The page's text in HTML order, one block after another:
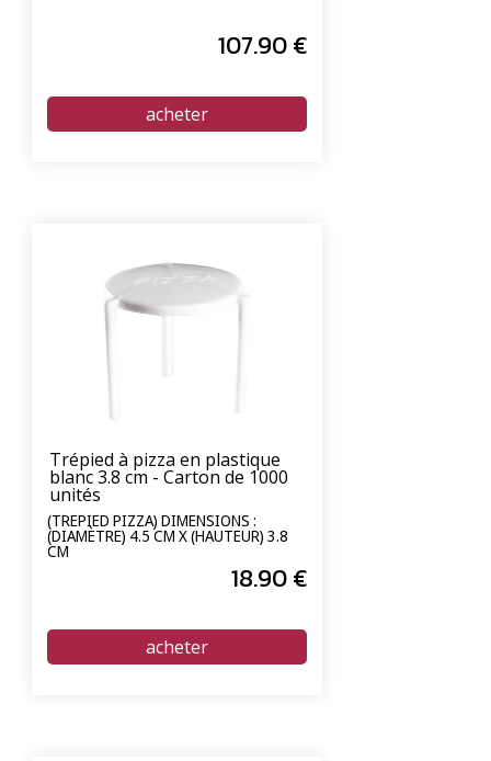
107.90€
Trépied à pizza en plastique
blanc 3.8 cm - Carton de 1000
unités
(TREPIED PIZZA) DIMENSIONS :
(DIAMÈTRE) 4.5 CM X (HAUTEUR) 3.8
CM
18.90€